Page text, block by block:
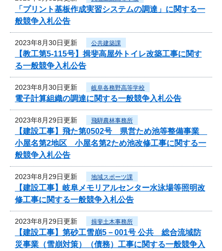
「プリント基板作成実習システムの調達」に関する一
般競争入札公告
2023年8月30日更新 公共建築課
【教工第5-115号】揖斐高屋外トイレ改築工事に関す
る一般競争入札公告
2023年8月30日更新 岐阜各務野高等学校
電子計算組織の調達に関する一般競争入札公告
2023年8月29日更新 飛騨農林事務所
【建設工事】飛た第0502号 県営ため池等整備事業
小屋名第2地区 小屋名第2ため池改修工事に関する一
般競争入札公告
2023年8月29日更新 地域スポーツ課
【建設工事】岐阜メモリアルセンター水泳場等照明改
修工事に関する一般競争入札公告
2023年8月29日更新 揖斐土木事務所
【建設工事】第砂工雪崩5－001号 公共 総合流域防
災事業（雪崩対策）（債務）工事に関する一般競争入